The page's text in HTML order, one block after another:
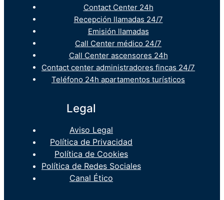
Contact Center 24h
Recepción llamadas 24/7
Emisión llamadas
Call Center médico 24/7
Call Center ascensores 24h
Contact center administradores fincas 24/7
Teléfono 24h apartamentos turísticos
Legal
Aviso Legal
Política de Privacidad
Política de Cookies
Política de Redes Sociales
Canal Ético